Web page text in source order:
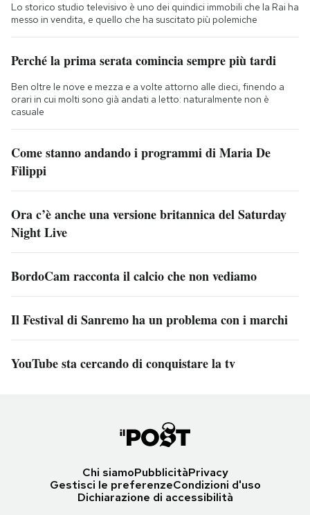
Lo storico studio televisivo è uno dei quindici immobili che la Rai ha
messo in vendita, e quello che ha suscitato più polemiche
Perché la prima serata comincia sempre più tardi
Ben oltre le nove e mezza e a volte attorno alle dieci, finendo a
orari in cui molti sono già andati a letto: naturalmente non è
casuale
Come stanno andando i programmi di Maria De
Filippi
Ora c’è anche una versione britannica del Saturday
Night Live
BordoCam racconta il calcio che non vediamo
Il Festival di Sanremo ha un problema con i marchi
YouTube sta cercando di conquistare la tv
Chi siamoPubblicitàPrivacy
Gestisci le preferenzeCondizioni d'uso
Dichiarazione di accessibilità